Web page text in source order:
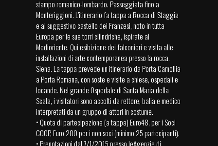
stampo romanico-lombardo. Passeggiata fino a
Monteriggioni. L’itinerario fa tappa a Rocca di Staggia
e al suggestivo castello dei Franzesi, noto in tutta
Europa per le sue torri cilindriche, ispirate al
Medioriente. Qui esibizione dei falconieri e visita alle
installazioni di arte contemporanea presso la rocca.
Siena. La tappa prevede un itinerario da Porta Camollia
a Porta Romana, con soste e visite a chiese, ospedali e
locande. Nel grande Ospedale di Santa Maria della
Scala, i visitatori sono accolti da rettore, balia e medico
interpretati da un gruppo di attori in costume.
• Quota di partecipazione (a tappa) Euro48, per i Soci
COOP, Euro 200 per i non soci (minimo 25 partecipanti).
• Prenotazioni dal 7/1/2015 presso leAgenzie di